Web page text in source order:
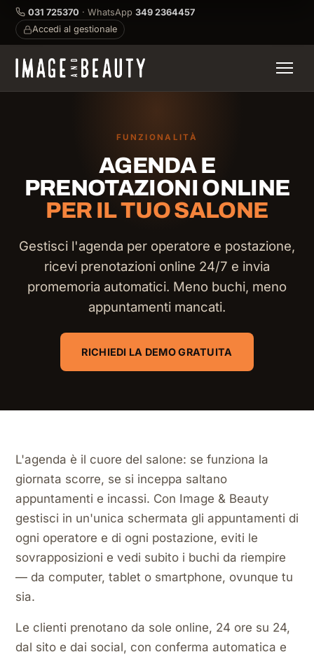
031 725370 · WhatsApp 349 2364457
Accedi al gestionale
FUNZIONALITÀ
AGENDA E
PRENOTAZIONI ONLINE
PER IL TUO SALONE
Gestisci l'agenda per operatore e postazione,
ricevi prenotazioni online 24/7 e invia
promemoria automatici. Meno buchi, meno
appuntamenti mancati.
RICHIEDI LA DEMO GRATUITA
L'agenda è il cuore del salone: se funziona la
giornata scorre, se si inceppa saltano
appuntamenti e incassi. Con Image & Beauty
gestisci in un'unica schermata gli appuntamenti di
ogni operatore e di ogni postazione, eviti le
sovrapposizioni e vedi subito i buchi da riempire
— da computer, tablet o smartphone, ovunque tu
sia.
Le clienti prenotano da sole online, 24 ore su 24,
dal sito e dai social, con conferma automatica e